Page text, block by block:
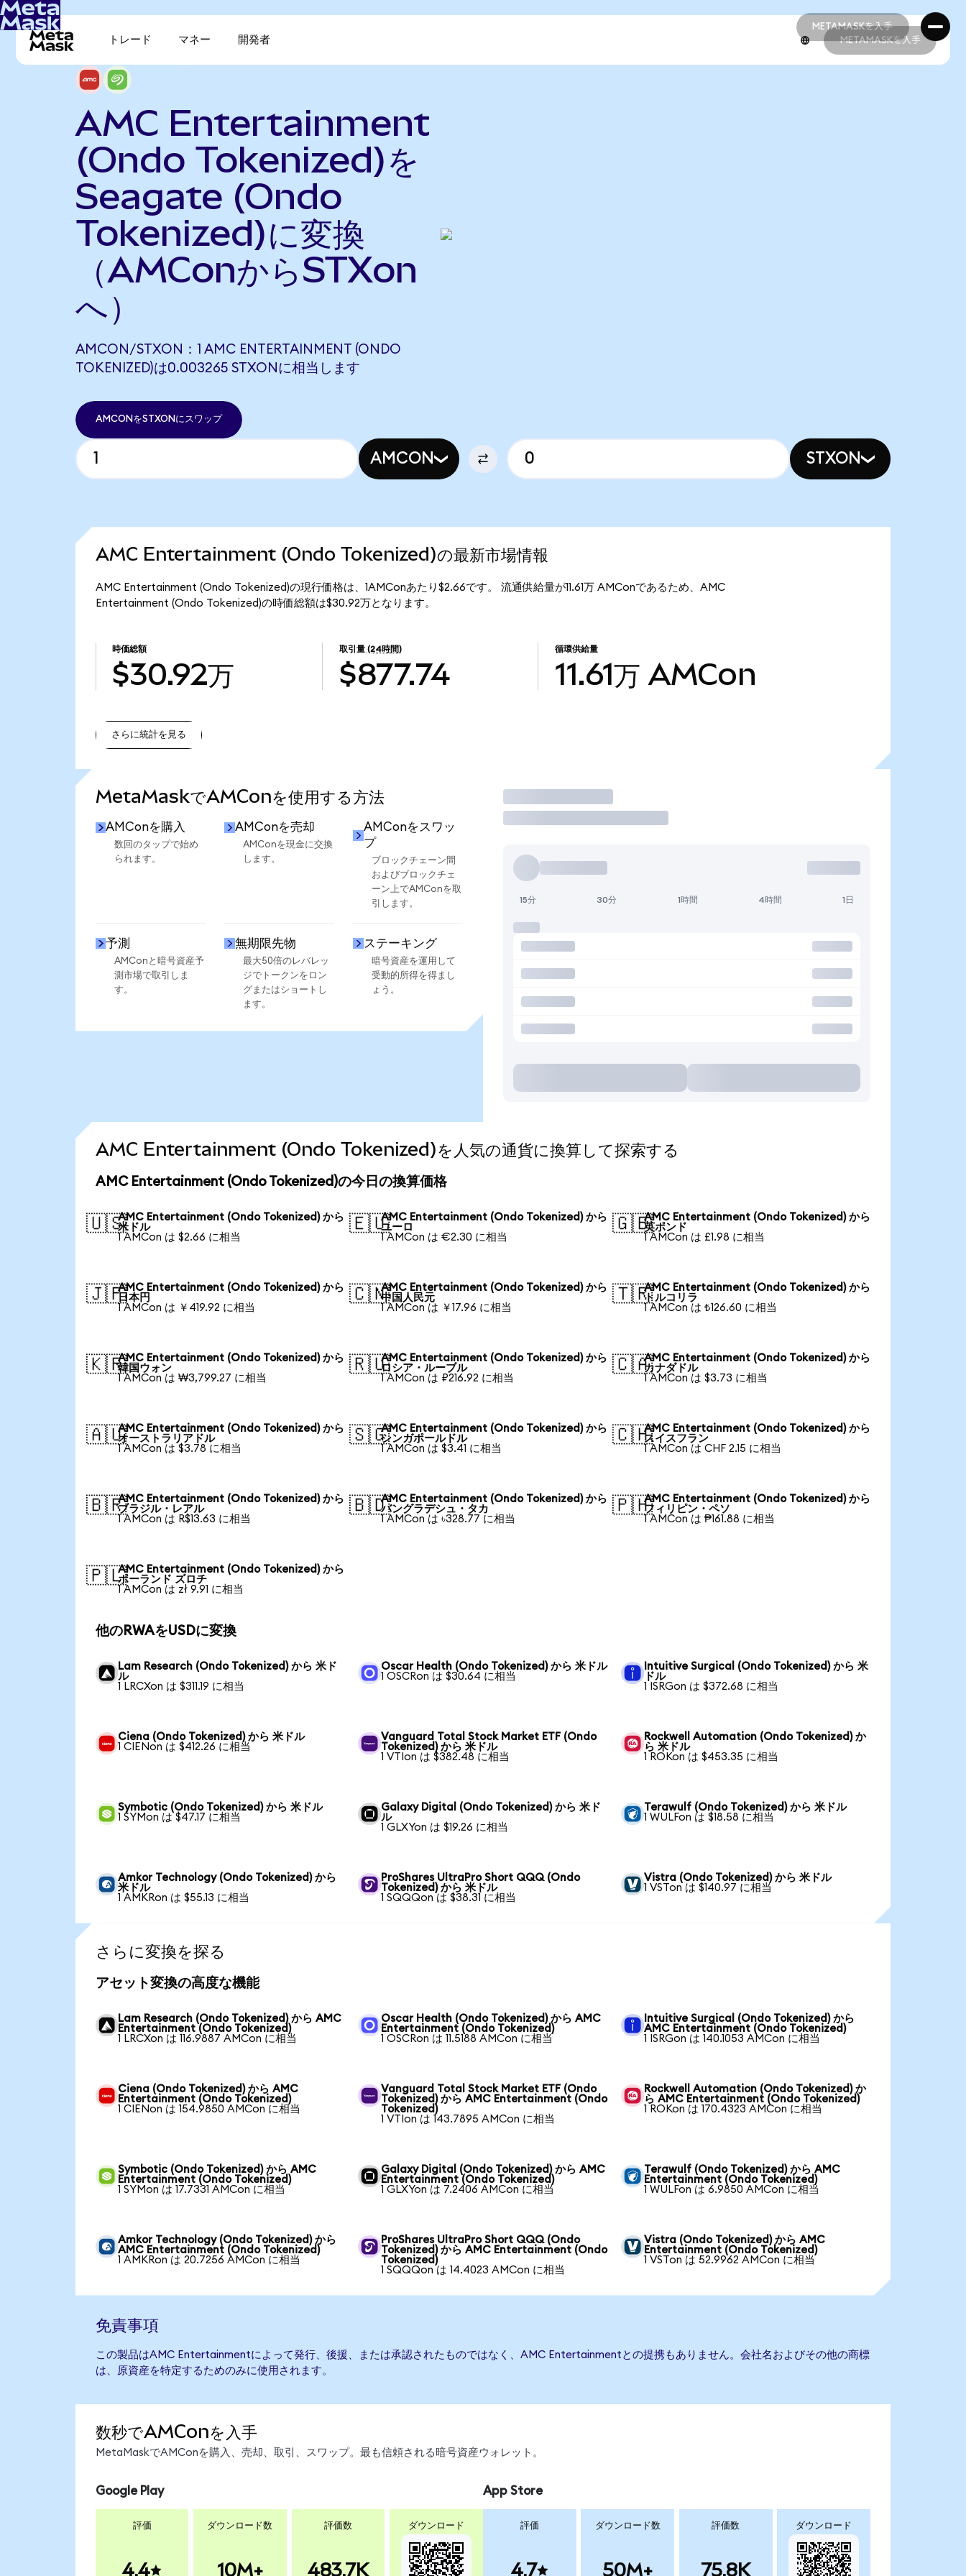
METAMASKを入手
METAMASKを入手
トレード マネー 開発者 METAMASKを入手
AMC Entertainment
(Ondo Tokenized)を
Seagate (Ondo
Tokenized)に変換
（AMConからSTXon
へ）
AMCON/STXON：1 AMC ENTERTAINMENT (ONDO
TOKENIZED)は0.003265 STXONに相当します
AMCONをSTXONにスワップ
AMCON STXON
AMC Entertainment (Ondo Tokenized)の最新市場情報
AMC Entertainment (Ondo Tokenized)の現行価格は、1AMConあたり$2.66です。 流通供給量が11.61万 AMConであるため、AMC
Entertainment (Ondo Tokenized)の時価総額は$30.92万となります。
時価総額
$30.92万
取引量 (24時間)
$877.74
循環供給量
11.61万 AMCon
さらに統計を見る
MetaMaskでAMConを使用する方法
AMConを購入
数回のタップで始め
られます。
AMConを売却
AMConを現金に交換
します。
AMConをスワッ
プ
ブロックチェーン間
およびブロックチェ
ーン上でAMConを取
引します。
予測
AMConと暗号資産予
測市場で取引しま
す。
無期限先物
最大50倍のレバレッ
ジでトークンをロン
グまたはショートし
ます。
ステーキング
暗号資産を運用して
受動的所得を得まし
ょう。
取引
15分 30分 1時間 4時間 1日
AMC Entertainment (Ondo Tokenized)を人気の通貨に換算して探索する
AMC Entertainment (Ondo Tokenized)の今日の換算価格
🇺🇸AMC Entertainment (Ondo Tokenized) から
米ドル
1 AMCon は $2.66 に相当
🇪🇺AMC Entertainment (Ondo Tokenized) から
ユーロ
1 AMCon は €2.30 に相当
🇬🇧AMC Entertainment (Ondo Tokenized) から
英ポンド
1 AMCon は £1.98 に相当
🇯🇵AMC Entertainment (Ondo Tokenized) から
日本円
1 AMCon は ￥419.92 に相当
🇨🇳AMC Entertainment (Ondo Tokenized) から
中国人民元
1 AMCon は ￥17.96 に相当
🇹🇷AMC Entertainment (Ondo Tokenized) から
トルコリラ
1 AMCon は ₺126.60 に相当
🇰🇷AMC Entertainment (Ondo Tokenized) から
韓国ウォン
1 AMCon は ₩3,799.27 に相当
🇷🇺AMC Entertainment (Ondo Tokenized) から
ロシア・ルーブル
1 AMCon は ₽216.92 に相当
🇨🇦AMC Entertainment (Ondo Tokenized) から
カナダドル
1 AMCon は $3.73 に相当
🇦🇺AMC Entertainment (Ondo Tokenized) から
オーストラリアドル
1 AMCon は $3.78 に相当
🇸🇬AMC Entertainment (Ondo Tokenized) から
シンガポールドル
1 AMCon は $3.41 に相当
🇨🇭AMC Entertainment (Ondo Tokenized) から
スイスフラン
1 AMCon は CHF 2.15 に相当
🇧🇷AMC Entertainment (Ondo Tokenized) から
ブラジル・レアル
1 AMCon は R$13.63 に相当
🇧🇩AMC Entertainment (Ondo Tokenized) から
バングラデシュ・タカ
1 AMCon は ৳328.77 に相当
🇵🇭AMC Entertainment (Ondo Tokenized) から
フィリピン・ペソ
1 AMCon は ₱161.88 に相当
🇵🇱AMC Entertainment (Ondo Tokenized) から
ポーランド ズロチ
1 AMCon は zł 9.91 に相当
他のRWAをUSDに変換
Lam Research (Ondo Tokenized) から 米ド
ル
1 LRCXon は $311.19 に相当
Oscar Health (Ondo Tokenized) から 米ドル
1 OSCRon は $30.64 に相当
Intuitive Surgical (Ondo Tokenized) から 米
ドル
1 ISRGon は $372.68 に相当
Ciena (Ondo Tokenized) から 米ドル
1 CIENon は $412.26 に相当
Vanguard Total Stock Market ETF (Ondo
Tokenized) から 米ドル
1 VTIon は $382.48 に相当
Rockwell Automation (Ondo Tokenized) か
ら 米ドル
1 ROKon は $453.35 に相当
Symbotic (Ondo Tokenized) から 米ドル
1 SYMon は $47.17 に相当
Galaxy Digital (Ondo Tokenized) から 米ド
ル
1 GLXYon は $19.26 に相当
Terawulf (Ondo Tokenized) から 米ドル
1 WULFon は $18.58 に相当
Amkor Technology (Ondo Tokenized) から
米ドル
1 AMKRon は $55.13 に相当
ProShares UltraPro Short QQQ (Ondo
Tokenized) から 米ドル
1 SQQQon は $38.31 に相当
Vistra (Ondo Tokenized) から 米ドル
1 VSTon は $140.97 に相当
さらに変換を探る
アセット変換の高度な機能
Lam Research (Ondo Tokenized) から AMC
Entertainment (Ondo Tokenized)
1 LRCXon は 116.9887 AMCon に相当
Oscar Health (Ondo Tokenized) から AMC
Entertainment (Ondo Tokenized)
1 OSCRon は 11.5188 AMCon に相当
Intuitive Surgical (Ondo Tokenized) から
AMC Entertainment (Ondo Tokenized)
1 ISRGon は 140.1053 AMCon に相当
Ciena (Ondo Tokenized) から AMC
Entertainment (Ondo Tokenized)
1 CIENon は 154.9850 AMCon に相当
Vanguard Total Stock Market ETF (Ondo
Tokenized) から AMC Entertainment (Ondo
Tokenized)
1 VTIon は 143.7895 AMCon に相当
Rockwell Automation (Ondo Tokenized) か
ら AMC Entertainment (Ondo Tokenized)
1 ROKon は 170.4323 AMCon に相当
Symbotic (Ondo Tokenized) から AMC
Entertainment (Ondo Tokenized)
1 SYMon は 17.7331 AMCon に相当
Galaxy Digital (Ondo Tokenized) から AMC
Entertainment (Ondo Tokenized)
1 GLXYon は 7.2406 AMCon に相当
Terawulf (Ondo Tokenized) から AMC
Entertainment (Ondo Tokenized)
1 WULFon は 6.9850 AMCon に相当
Amkor Technology (Ondo Tokenized) から
AMC Entertainment (Ondo Tokenized)
1 AMKRon は 20.7256 AMCon に相当
ProShares UltraPro Short QQQ (Ondo
Tokenized) から AMC Entertainment (Ondo
Tokenized)
1 SQQQon は 14.4023 AMCon に相当
Vistra (Ondo Tokenized) から AMC
Entertainment (Ondo Tokenized)
1 VSTon は 52.9962 AMCon に相当
免責事項
この製品はAMC Entertainmentによって発行、後援、または承認されたものではなく、AMC Entertainmentとの提携もありません。会社名およびその他の商標
は、原資産を特定するためのみに使用されます。
数秒でAMConを入手
MetaMaskでAMConを購入、売却、取引、スワップ。最も信頼される暗号資産ウォレット。
Google Play
評価
4.4
ダウンロード数
10M+
評価数
483.7K
ダウンロード
App Store
評価
4.7
ダウンロード数
50M+
評価数
75.8K
ダウンロード